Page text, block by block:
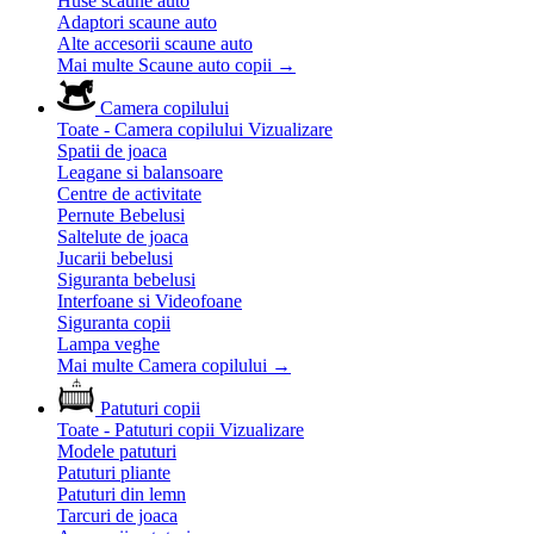
Adaptori scaune auto
Alte accesorii scaune auto
Mai multe Scaune auto copii →
Camera copilului
Toate - Camera copilului Vizualizare
Spatii de joaca
Leagane si balansoare
Centre de activitate
Pernute Bebelusi
Saltelute de joaca
Jucarii bebelusi
Siguranta bebelusi
Interfoane si Videofoane
Siguranta copii
Lampa veghe
Mai multe Camera copilului →
Patuturi copii
Toate - Patuturi copii Vizualizare
Modele patuturi
Patuturi pliante
Patuturi din lemn
Tarcuri de joaca